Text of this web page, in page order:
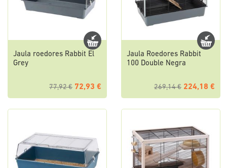
Jaula roedores Rabbit El
Grey
77,92 € 72,93 €
Jaula Roedores Rabbit
100 Double Negra
269,14 € 224,18 €